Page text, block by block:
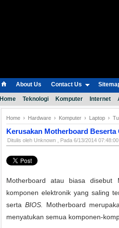
About Us Contact Us
Home Teknologi Komputer Internet
Home › Hardware › Komputer › Laptop ›
Kerusakan Motherboard Beserta
Ditulis oleh Unknown , Pada 6/13/2014
Motherboard atau biasa disebut
komponen elektronik yang saling
sertaBIOS.
Motherboard
menyatukan semua komponen-